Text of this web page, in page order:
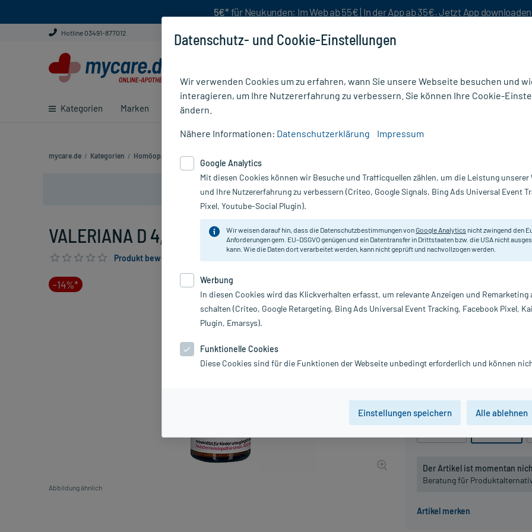
5€* für Neukunden: Im Web ab 55€ | In der App ab 35€. Jetzt App downloaden
Hotline 03491-877012
Kategorien Marken Ratgeber
mycare.de / Kategorien / Homöopathie / Einzelmittel
Nur für kurze Zeit:Gratis-Versand* ab 19€ Mindestbestellwert!
VALERIANA D 4, 10 g
Produkt bewerten & PlusHerzen sichern
-14%*
Abbildung ähnlich
inkl. MwSt. zzgl. Versandkosten
Packungseinheit
Der Artikel ist momentan
Beratung für
DHU - Einzelmittel
Homöopathisches Arzneimittel.
PZN:
Hersteller:
Datenschutz- und Cookie-Einstellungen
Wir verwenden Cookies um zu erfahren, wann Sie unsere Webseite besuchen und
interagieren, um Ihre Nutzererfahrung zu verbessern. Sie können Ihre Cookie-
ändern.
Nähere Informationen: Datenschutzerklärung Impressum
Google Analytics
Mit diesen Cookies können wir Besuche und Trafficquellen zählen, um die Leistung unserer
und Ihre Nutzererfahrung zu verbessern (Criteo, Google Signals, Bing Ads Universal Event
Pixel, Youtube-Social Plugin).
Wir weisen darauf hin, dass die Datenschutzbestimmungen vonGoogle Analytics nicht zwingend den
Anforderungen gem. EU-DSGVO genügen und ein Datentransfer in Drittstaaten bzw. die USA nicht
kann. Wie die Daten dort verarbeitet werden, kann nicht geprüft und nachvollzogen werden.
Werbung
In diesen Cookies wird das Klickverhalten erfasst, um relevante Anzeigen und Remarketing
schalten (Criteo, Google Retargeting, Bing Ads Universal Event Tracking, Facebook Pixel,
Plugin, Emarsys).
Funktionelle Cookies
Diese Cookies sind für die Funktionen der Webseite unbedingt erforderlich und können
Einstellungen speichern Alle ablehnen